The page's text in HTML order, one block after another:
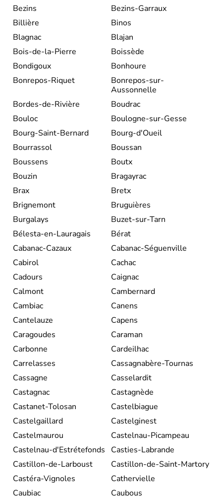
Bezins
Bezins-Garraux
Billière
Binos
Blagnac
Blajan
Bois-de-la-Pierre
Boissède
Bondigoux
Bonhoure
Bonrepos-Riquet
Bonrepos-sur-
Aussonnelle
Bordes-de-Rivière
Boudrac
Bouloc
Boulogne-sur-Gesse
Bourg-Saint-Bernard
Bourg-d'Oueil
Bourrassol
Boussan
Boussens
Boutx
Bouzin
Bragayrac
Brax
Bretx
Brignemont
Bruguières
Burgalays
Buzet-sur-Tarn
Bélesta-en-Lauragais
Bérat
Cabanac-Cazaux
Cabanac-Séguenville
Cabirol
Cachac
Cadours
Caignac
Calmont
Cambernard
Cambiac
Canens
Cantelauze
Capens
Caragoudes
Caraman
Carbonne
Cardeilhac
Carrelasses
Cassagnabère-Tournas
Cassagne
Casselardit
Castagnac
Castagnède
Castanet-Tolosan
Castelbiague
Castelgaillard
Castelginest
Castelmaurou
Castelnau-Picampeau
Castelnau-d'Estrétefonds
Casties-Labrande
Castillon-de-Larboust
Castillon-de-Saint-Martory
Castéra-Vignoles
Cathervielle
Caubiac
Caubous